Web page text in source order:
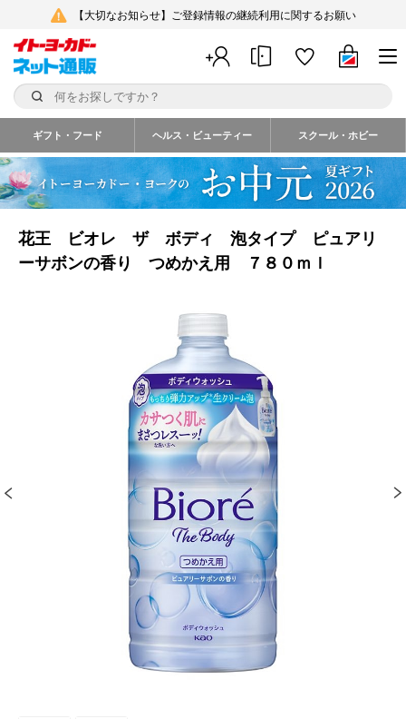
【大切なお知らせ】ご登録情報の継続利用に関するお願い
ギフト・フード ヘルス・ビューティー スクール・ホビー
花王 ビオレ ザ ボディ 泡タイプ ピュアリ
ーサボンの香り つめかえ用 ７８０ｍｌ